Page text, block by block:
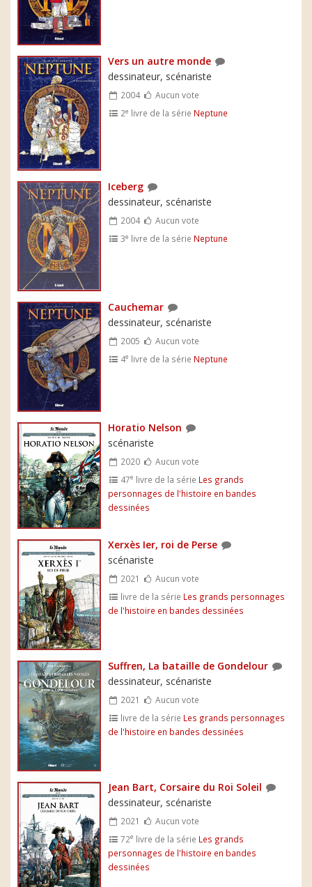
Vers un autre monde
dessinateur, scénariste
2004
Aucun vote
2e livre de la série Neptune
Iceberg
dessinateur, scénariste
2004
Aucun vote
3e livre de la série Neptune
Cauchemar
dessinateur, scénariste
2005
Aucun vote
4e livre de la série Neptune
Horatio Nelson
scénariste
2020
Aucun vote
47e livre de la série Les grands
personnages de l'histoire en bandes
dessinées
Xerxès Ier, roi de Perse
scénariste
2021
Aucun vote
livre de la série Les grands personnages
de l'histoire en bandes dessinées
Suffren, La bataille de Gondelour
dessinateur, scénariste
2021
Aucun vote
livre de la série Les grands personnages
de l'histoire en bandes dessinées
Jean Bart, Corsaire du Roi Soleil
dessinateur, scénariste
2021
Aucun vote
72e livre de la série Les grands
personnages de l'histoire en bandes
dessinées